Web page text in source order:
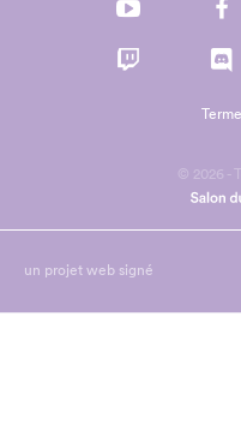
© 2026 -
un projet web signé